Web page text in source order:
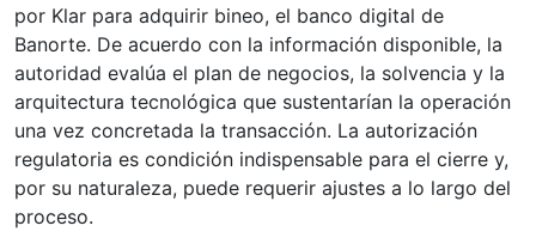
por Klar para adquirir bineo, el banco digital de
Banorte. De acuerdo con la información disponible, la
autoridad evalúa el plan de negocios, la solvencia y la
arquitectura tecnológica que sustentarían la operación
una vez concretada la transacción. La autorización
regulatoria es condición indispensable para el cierre y,
por su naturaleza, puede requerir ajustes a lo largo del
proceso.